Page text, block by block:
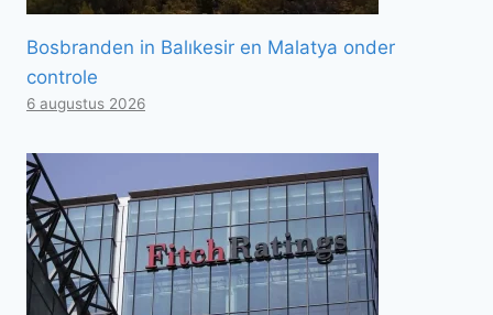
Bosbranden in Balıkesir en Malatya onder
controle
6 augustus 2026